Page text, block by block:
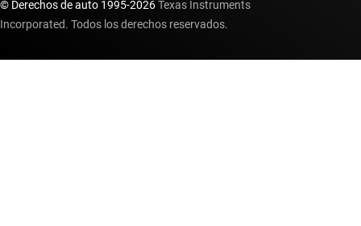
© Derechos de auto 1995-2026Texas Instruments
Incorporated. Todos los derechos reservados.